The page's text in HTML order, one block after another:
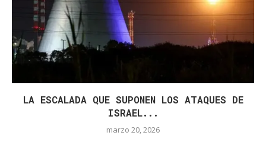
LA ESCALADA QUE SUPONEN LOS ATAQUES DE
ISRAEL...
marzo 20, 2026